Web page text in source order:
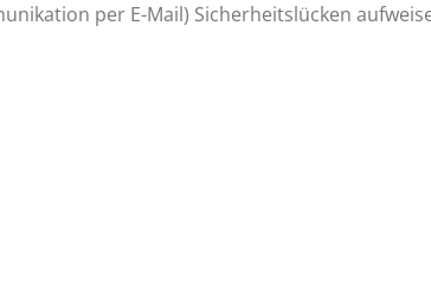
per E-Mail) Sicherheitslücken